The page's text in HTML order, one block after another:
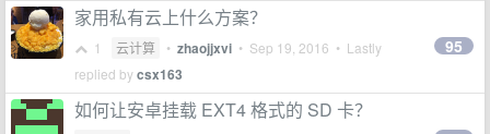
家用私有云上什么方案？
1 云计算 • zhaojjxvi • Sep 19, 2016 • Lastly
replied bycsx163
95
如何让安卓挂载 EXT4 格式的 SD 卡？